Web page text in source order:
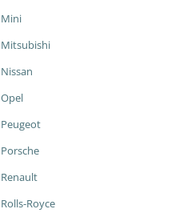
Mini
Mitsubishi
Nissan
Opel
Peugeot
Porsche
Renault
Rolls-Royce